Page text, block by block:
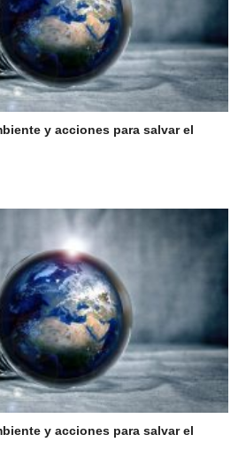
y acciones para salvar el
y acciones para salvar el